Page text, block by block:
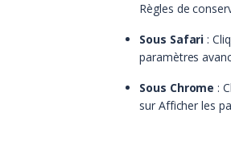
Règles de
Sous Safari :
paramètres
Sous Chrome :
sur Afficher les